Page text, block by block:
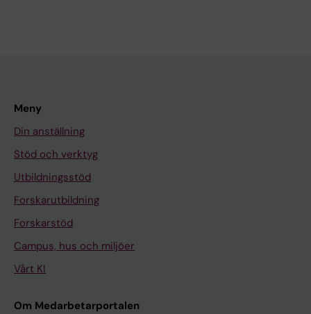
Meny
Din anställning
Stöd och verktyg
Utbildningsstöd
Forskarutbildning
Forskarstöd
Campus, hus och miljöer
Vårt KI
Om Medarbetarportalen